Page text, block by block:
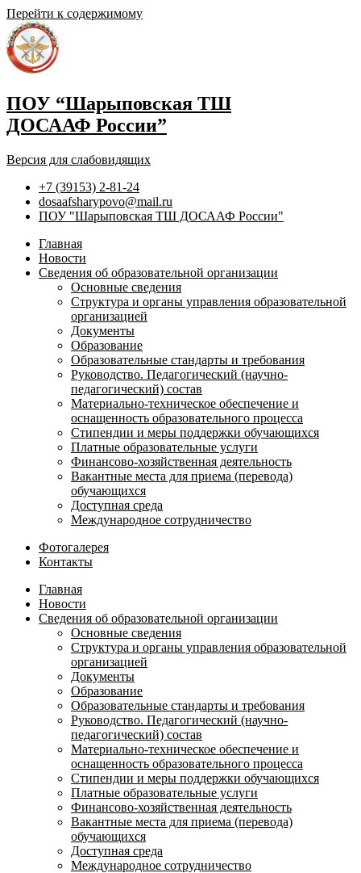
Перейти к содержимому
ПОУ “Шарыповская ТШ
ДОСААФ России”
Версия для слабовидящих
+7 (39153) 2-81-24
dosaafsharypovo@mail.ru
ПОУ "Шарыповская ТШ ДОСААФ России"
Главная
Новости
Сведения об образовательной организации
Основные сведения
Структура и органы управления образовательной
организацией
Документы
Образование
Образовательные стандарты и требования
Руководство. Педагогический (научно-
педагогический) состав
Материально-техническое обеспечение и
оснащенность образовательного процесса
Стипендии и меры поддержки обучающихся
Платные образовательные услуги
Финансово-хозяйственная деятельность
Вакантные места для приема (перевода)
обучающихся
Доступная среда
Международное сотрудничество
Фотогалерея
Контакты
Главная
Новости
Сведения об образовательной организации
Основные сведения
Структура и органы управления образовательной
организацией
Документы
Образование
Образовательные стандарты и требования
Руководство. Педагогический (научно-
педагогический) состав
Материально-техническое обеспечение и
оснащенность образовательного процесса
Стипендии и меры поддержки обучающихся
Платные образовательные услуги
Финансово-хозяйственная деятельность
Вакантные места для приема (перевода)
обучающихся
Доступная среда
Международное сотрудничество